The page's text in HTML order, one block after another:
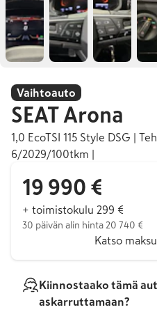
Vaihtoauto
SEAT Arona
1,0 EcoTSI 115 Style DSG |
6/2029/100tkm |
19 990 €
+ toimistokulu 299 €
30 päivän alin hinta 20 740 €
Katso
Kiinnostaako tämä
askarruttamaan?